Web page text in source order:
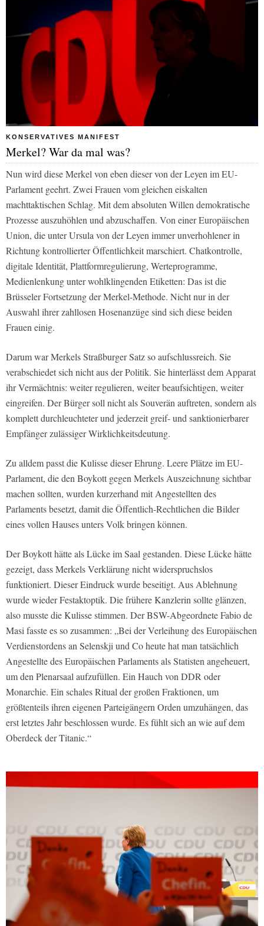
KONSERVATIVES MANIFEST
Merkel? War da mal was?
Nun wird diese Merkel von eben dieser von der Leyen im EU-
Parlament geehrt. Zwei Frauen vom gleichen eiskalten
machttaktischen Schlag. Mit dem absoluten Willen demokratische
Prozesse auszuhöhlen und abzuschaffen. Von einer Europäischen
Union, die unter Ursula von der Leyen immer unverhohlener in
Richtung kontrollierter Öffentlichkeit marschiert. Chatkontrolle,
digitale Identität, Plattformregulierung, Werteprogramme,
Medienlenkung unter wohlklingenden Etiketten: Das ist die
Brüsseler Fortsetzung der Merkel-Methode. Nicht nur in der
Auswahl ihrer zahllosen Hosenanzüge sind sich diese beiden
Frauen einig.
Darum war Merkels Straßburger Satz so aufschlussreich. Sie
verabschiedet sich nicht aus der Politik. Sie hinterlässt dem Apparat
ihr Vermächtnis: weiter regulieren, weiter beaufsichtigen, weiter
eingreifen. Der Bürger soll nicht als Souverän auftreten, sondern als
komplett durchleuchteter und jederzeit greif- und sanktionierbarer
Empfänger zulässiger Wirklichkeitsdeutung.
Zu alldem passt die Kulisse dieser Ehrung. Leere Plätze im EU-
Parlament, die den Boykott gegen Merkels Auszeichnung sichtbar
machen sollten, wurden kurzerhand mit Angestellten des
Parlaments besetzt, damit die Öffentlich-Rechtlichen die Bilder
eines vollen Hauses unters Volk bringen können.
Der Boykott hätte als Lücke im Saal gestanden. Diese Lücke hätte
gezeigt, dass Merkels Verklärung nicht widerspruchslos
funktioniert. Dieser Eindruck wurde beseitigt. Aus Ablehnung
wurde wieder Festaktoptik. Die frühere Kanzlerin sollte glänzen,
also musste die Kulisse stimmen. Der BSW-Abgeordnete Fabio de
Masi fasste es so zusammen: „Bei der Verleihung des Europäischen
Verdienstordens an Selenskji und Co heute hat man tatsächlich
Angestellte des Europäischen Parlaments als Statisten angeheuert,
um den Plenarsaal aufzufüllen. Ein Hauch von DDR oder
Monarchie. Ein schales Ritual der großen Fraktionen, um
größtenteils ihren eigenen Parteigängern Orden umzuhängen, das
erst letztes Jahr beschlossen wurde. Es fühlt sich an wie auf dem
Oberdeck der Titanic.“